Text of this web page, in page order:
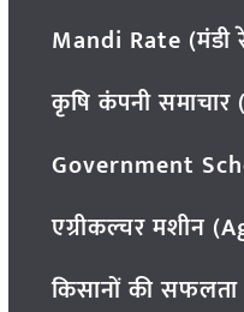
Mandi Rate (मंडी
कृषि कंपनी
Government
एग्रीकल्चर मशीन
किसानों की